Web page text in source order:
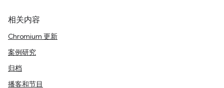
相关内容
Chromium 更新
案例研究
归档
播客和节目